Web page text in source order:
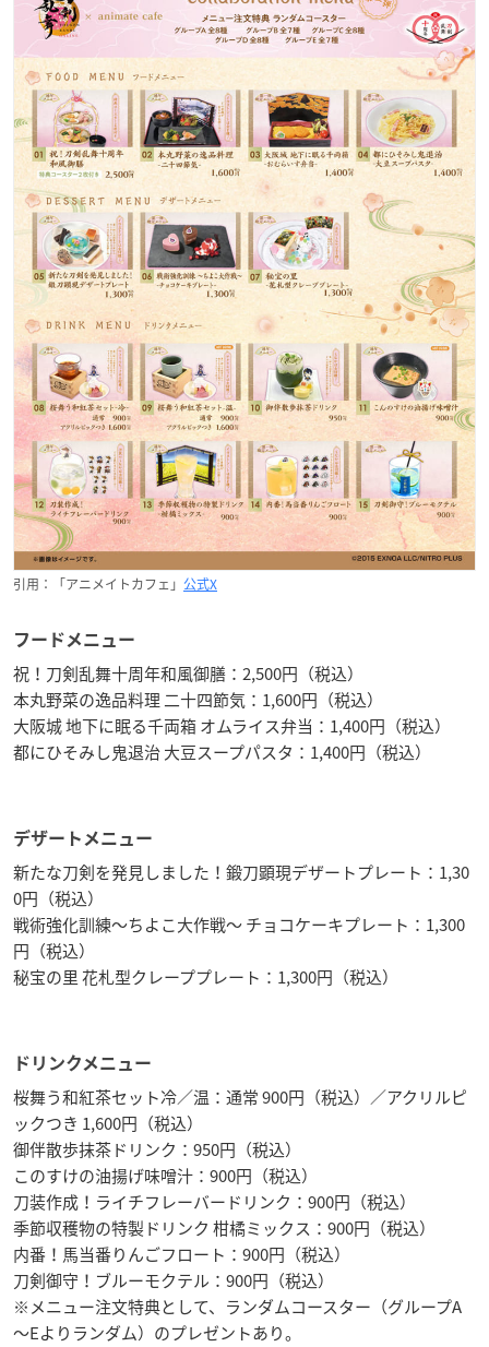
引用：「アニメイトカフェ」 公式X
フードメニュー
祝！刀剣乱舞十周年和風御膳：2,500円（税込）
本丸野菜の逸品料理 二十四節気：1,600円（税込）
大阪城 地下に眠る千両箱 オムライス弁当：1,400円（税込）
都にひそみし鬼退治 大豆スープパスタ：1,400円（税込）
デザートメニュー
新たな刀剣を発見しました！鍛刀顕現デザートプレート：1,30
0円（税込）
戦術強化訓練～ちよこ大作戦～ チョコケーキプレート：1,300
円（税込）
秘宝の里 花札型クレーププレート：1,300円（税込）
ドリンクメニュー
桜舞う和紅茶セット冷／温：通常 900円（税込）／アクリルピ
ックつき 1,600円（税込）
御伴散歩抹茶ドリンク：950円（税込）
このすけの油揚げ味噌汁：900円（税込）
刀装作成！ライチフレーバードリンク：900円（税込）
季節収穫物の特製ドリンク 柑橘ミックス：900円（税込）
内番！馬当番りんごフロート：900円（税込）
刀剣御守！ブルーモクテル：900円（税込）
※メニュー注文特典として、ランダムコースター（グループA
～Eよりランダム）のプレゼントあり。